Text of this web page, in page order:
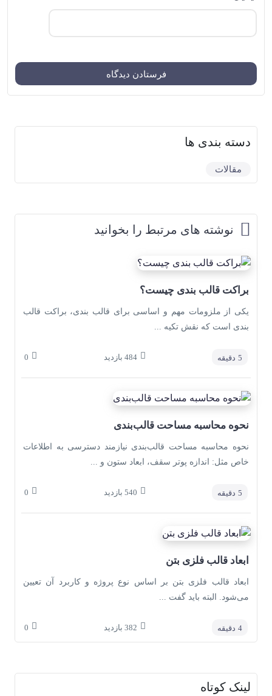
دسته بندی ها
مقالات
نوشته های مرتبط را بخوانید
براکت قالب بندی چیست؟
یکی از ملزومات مهم و اساسی برای قالب بندی، براکت قالب
بندی است که نقش تکیه ...
5 دقیقه 484 بازدید 0
نحوه محاسبه مساحت قالب‌بندی
نحوه محاسبه مساحت قالب‌بندی نیازمند دسترسی به اطلاعات
خاص مثل: اندازه پوتر سقف، ابعاد ستون و ...
5 دقیقه 540 بازدید 0
ابعاد قالب فلزی بتن
ابعاد قالب فلزی بتن بر اساس نوع پروژه و کاربرد آن تعیین
می‌شود. البته باید گفت ...
4 دقیقه 382 بازدید 0
لینک کوتاه